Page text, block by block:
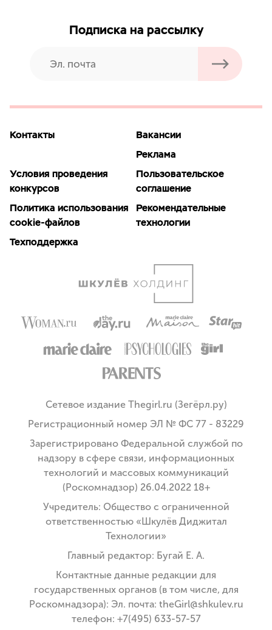
Подписка на рассылку
Контакты
Вакансии
Реклама
Условия проведения
конкурсов
Пользовательское
соглашение
Политика использования
cookie-файлов
Рекомендательные
технологии
Техподдержка
Сетевое издание Thegirl.ru (Зегёрл.ру)
Регистрационный номер ЭЛ № ФС 77 - 83229
Зарегистрировано Федеральной службой по
надзору в сфере связи, информационных
технологий и массовых коммуникаций
(Роскомнадзор) 26.04.2022 18+
Учредитель: Общество с ограниченной
ответственностью «Шкулёв Диджитал
Технологии»
Главный редактор: Бугай Е. А.
Контактные данные редакции для
государственных органов (в том числе, для
Роскомнадзора): Эл. почта: theGirl@shkulev.ru
телефон: +7(495) 633-57-57